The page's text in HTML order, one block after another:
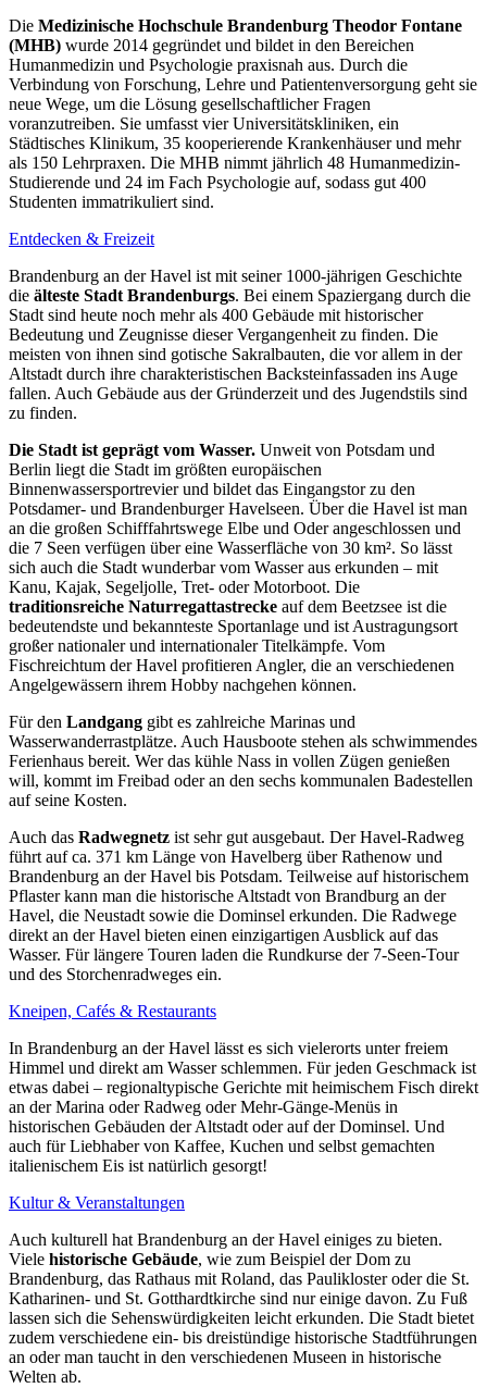
Die Medizinische Hochschule Brandenburg Theodor Fontane
(MHB) wurde 2014 gegründet und bildet in den Bereichen
Humanmedizin und Psychologie praxisnah aus. Durch die
Verbindung von Forschung, Lehre und Patientenversorgung geht sie
neue Wege, um die Lösung gesellschaftlicher Fragen
voranzutreiben. Sie umfasst vier Universitätskliniken, ein
Städtisches Klinikum, 35 kooperierende Krankenhäuser und mehr
als 150 Lehrpraxen. Die MHB nimmt jährlich 48 Humanmedizin-
Studierende und 24 im Fach Psychologie auf, sodass gut 400
Studenten immatrikuliert sind.
Entdecken & Freizeit
Brandenburg an der Havel ist mit seiner 1000-jährigen Geschichte
die älteste Stadt Brandenburgs. Bei einem Spaziergang durch die
Stadt sind heute noch mehr als 400 Gebäude mit historischer
Bedeutung und Zeugnisse dieser Vergangenheit zu finden. Die
meisten von ihnen sind gotische Sakralbauten, die vor allem in der
Altstadt durch ihre charakteristischen Backsteinfassaden ins Auge
fallen. Auch Gebäude aus der Gründerzeit und des Jugendstils sind
zu finden.
Die Stadt ist geprägt vom Wasser. Unweit von Potsdam und
Berlin liegt die Stadt im größten europäischen
Binnenwassersportrevier und bildet das Eingangstor zu den
Potsdamer- und Brandenburger Havelseen. Über die Havel ist man
an die großen Schifffahrtswege Elbe und Oder angeschlossen und
die 7 Seen verfügen über eine Wasserfläche von 30 km². So lässt
sich auch die Stadt wunderbar vom Wasser aus erkunden – mit
Kanu, Kajak, Segeljolle, Tret- oder Motorboot. Die
traditionsreiche Naturregattastrecke auf dem Beetzsee ist die
bedeutendste und bekannteste Sportanlage und ist Austragungsort
großer nationaler und internationaler Titelkämpfe. Vom
Fischreichtum der Havel profitieren Angler, die an verschiedenen
Angelgewässern ihrem Hobby nachgehen können.
Für den Landgang gibt es zahlreiche Marinas und
Wasserwanderrastplätze. Auch Hausboote stehen als schwimmendes
Ferienhaus bereit. Wer das kühle Nass in vollen Zügen genießen
will, kommt im Freibad oder an den sechs kommunalen Badestellen
auf seine Kosten.
Auch das Radwegnetz ist sehr gut ausgebaut. Der Havel-Radweg
führt auf ca. 371 km Länge von Havelberg über Rathenow und
Brandenburg an der Havel bis Potsdam. Teilweise auf historischem
Pflaster kann man die historische Altstadt von Brandburg an der
Havel, die Neustadt sowie die Dominsel erkunden. Die Radwege
direkt an der Havel bieten einen einzigartigen Ausblick auf das
Wasser. Für längere Touren laden die Rundkurse der 7-Seen-Tour
und des Storchenradweges ein.
Kneipen, Cafés & Restaurants
In Brandenburg an der Havel lässt es sich vielerorts unter freiem
Himmel und direkt am Wasser schlemmen. Für jeden Geschmack ist
etwas dabei – regionaltypische Gerichte mit heimischem Fisch direkt
an der Marina oder Radweg oder Mehr-Gänge-Menüs in
historischen Gebäuden der Altstadt oder auf der Dominsel. Und
auch für Liebhaber von Kaffee, Kuchen und selbst gemachten
italienischem Eis ist natürlich gesorgt!
Kultur & Veranstaltungen
Auch kulturell hat Brandenburg an der Havel einiges zu bieten.
Viele historische Gebäude, wie zum Beispiel der Dom zu
Brandenburg, das Rathaus mit Roland, das Paulikloster oder die St.
Katharinen- und St. Gotthardtkirche sind nur einige davon. Zu Fuß
lassen sich die Sehenswürdigkeiten leicht erkunden. Die Stadt bietet
zudem verschiedene ein- bis dreistündige historische Stadtführungen
an oder man taucht in den verschiedenen Museen in historische
Welten ab.